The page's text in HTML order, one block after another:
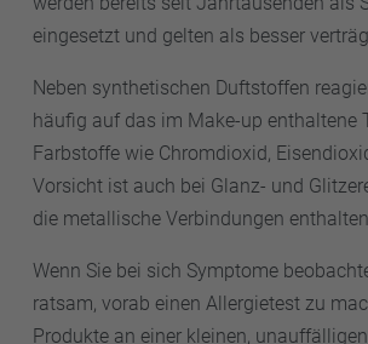
eingesetzt und gelten als besser
Neben synthetischen Duftstoffen
häufig auf das im Make-up enthaltene
Farbstoffe wie Chromdioxid,
Vorsicht ist auch bei Glanz- und
die metallische Verbindungen
Wenn Sie bei sich Symptome
ratsam, vorab einen Allergietest zu
Produkte an einer kleinen,